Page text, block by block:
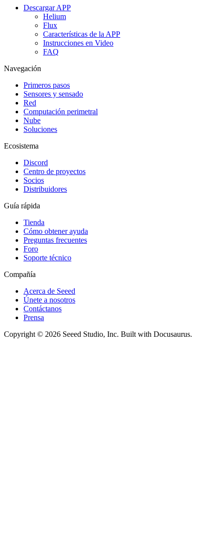
Descargar APP
Helium
Flux
Características de la APP
Instrucciones en Video
FAQ
Navegación
Primeros pasos
Sensores y sensado
Red
Computación perimetral
Nube
Soluciones
Ecosistema
Discord
Centro de proyectos
Socios
Distribuidores
Guía rápida
Tienda
Cómo obtener ayuda
Preguntas frecuentes
Foro
Soporte técnico
Compañía
Acerca de Seeed
Únete a nosotros
Contáctanos
Prensa
Copyright © 2026 Seeed Studio, Inc. Built with Docusaurus.